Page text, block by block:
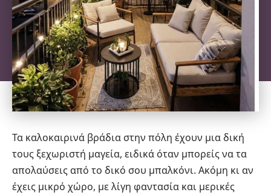
Τα καλοκαιρινά βράδια στην πόλη έχουν μια δική
τους ξεχωριστή μαγεία, ειδικά όταν μπορείς να τα
απολαύσεις από το δικό σου μπαλκόνι. Ακόμη κι αν
έχεις μικρό χώρο, με λίγη φαντασία και μερικές